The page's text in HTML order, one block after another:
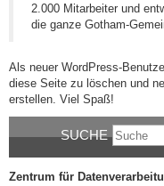
2.000 Mitarbeiter und
die ganze Gotham-
Als neuer WordPress-
diese Seite zu löschen und
erstellen. Viel Spaß!
SUCHE
Zentrum für